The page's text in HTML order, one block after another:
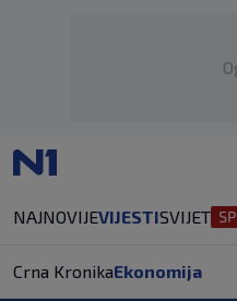
NAJNOVIJEVIJESTISVIJET
Crna KronikaEkonomija